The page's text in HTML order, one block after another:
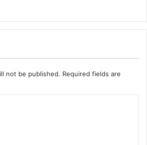
not be published. Required fields are